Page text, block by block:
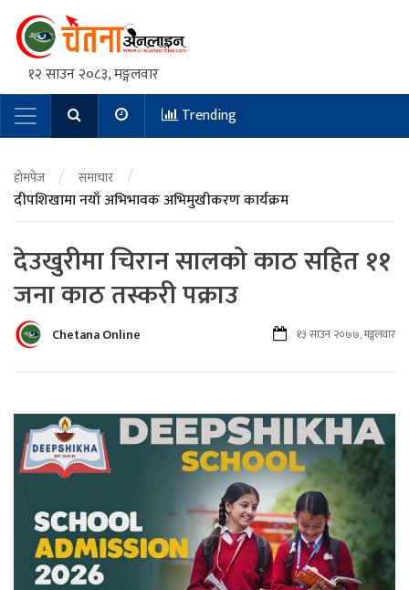
१२ साउन २०८३, मङ्गलवार
Main NavigationTrending
होमपेज / समाचार /
दीपशिखामा नयाँ अभिभावक अभिमुखीकरण कार्यक्रम
देउखुरीमा चिरान सालको काठ सहित ११
जना काठ तस्करी पक्राउ
Chetana Online १३ साउन २०७७, मङ्गलवार